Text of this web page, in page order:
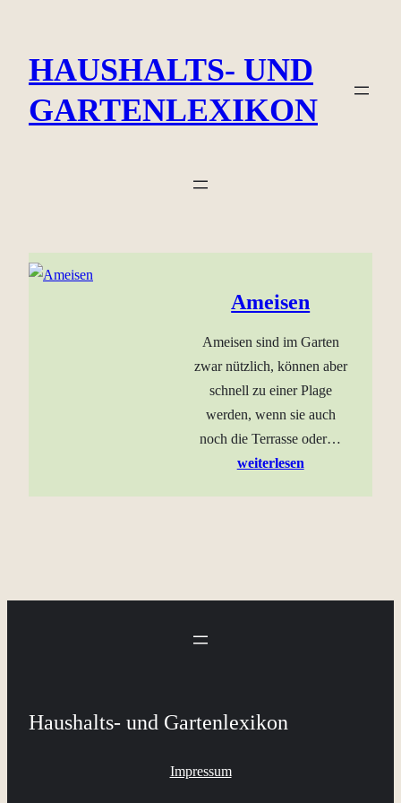
springenHAUSHALTS- UND
GARTENLEXIKON
Ameisen
Ameisen sind im Garten
zwar nützlich, können aber
schnell zu einer Plage
werden, wenn sie auch
noch die Terrasse oder…
weiterlesen
Haushalts- und Gartenlexikon
Impressum